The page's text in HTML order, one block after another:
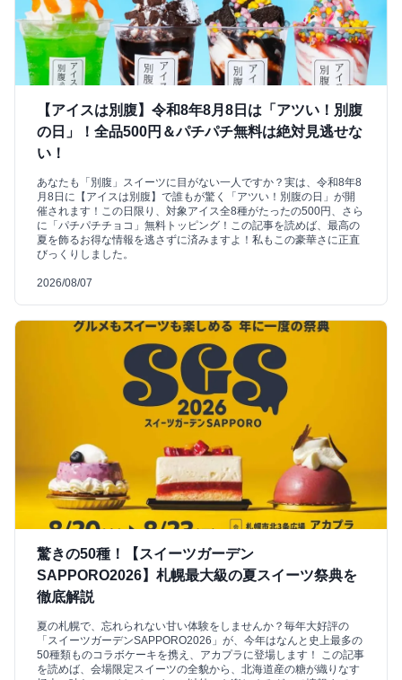
【アイスは別腹】令和8年8月8日は「アツい！別腹
の日」！全品500円＆パチパチ無料は絶対見逃せな
い！
あなたも「別腹」スイーツに目がない一人ですか？実は、令和8年8
月8日に【アイスは別腹】で誰もが驚く「アツい！別腹の日」が開
催されます！この日限り、対象アイス全8種がたったの500円、さら
に「パチパチチョコ」無料トッピング！この記事を読めば、最高の
夏を飾るお得な情報を逃さずに済みますよ！私もこの豪華さに正直
びっくりしました。
2026/08/07
驚きの50種！【スイーツガーデン
SAPPORO2026】札幌最大級の夏スイーツ祭典を
徹底解説
夏の札幌で、忘れられない甘い体験をしませんか？毎年大好評の
「スイーツガーデンSAPPORO2026」が、今年はなんと史上最多の
50種類ものコラボケーキを携え、アカプラに登場します！ この記事
を読めば、会場限定スイーツの全貌から、北海道産の糖が織りなす